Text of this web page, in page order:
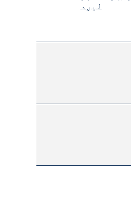
لیږد